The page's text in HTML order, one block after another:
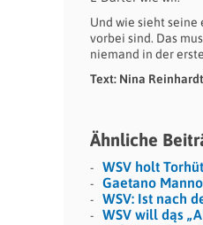
Und wie sieht seine
vorbei sind. Das
niemand in der
Text: Nina Reinhardt
Ähnliche
WSV holt
Gaetano
WSV: Ist nach
WSV will dąs